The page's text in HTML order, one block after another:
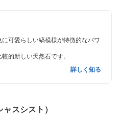
可愛らしい縞模様が特徴的なパワ
的新しい天然石です。
詳しく知る
スシスト）